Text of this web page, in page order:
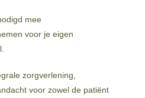
mee
voor je eigen
zorgverlening,
voor zowel de patiënt